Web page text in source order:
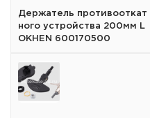
Держатель противооткат
ного устройства 200мм L
OKHEN 600170500